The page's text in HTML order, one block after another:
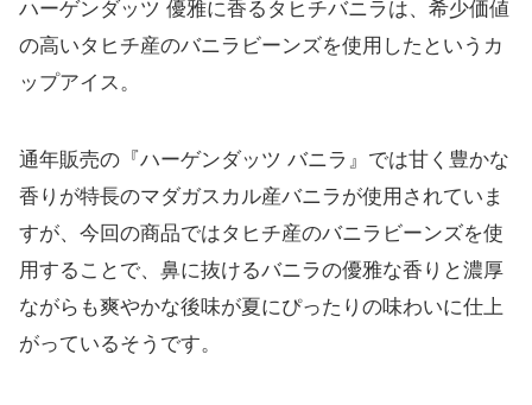
ハーゲンダッツ 優雅に香るタヒチバニラは、希少価値
の高いタヒチ産のバニラビーンズを使用したというカ
ップアイス。
通年販売の『ハーゲンダッツ バニラ』では甘く豊かな
香りが特長のマダガスカル産バニラが使用されていま
すが、今回の商品ではタヒチ産のバニラビーンズを使
用することで、鼻に抜けるバニラの優雅な香りと濃厚
ながらも爽やかな後味が夏にぴったりの味わいに仕上
がっているそうです。